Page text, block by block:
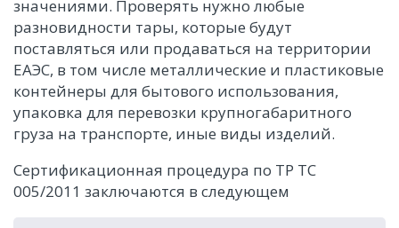
значениями. Проверять нужно любые
разновидности тары, которые будут
поставляться или продаваться на территории
ЕАЭС, в том числе металлические и пластиковые
контейнеры для бытового использования,
упаковка для перевозки крупногабаритного
груза на транспорте, иные виды изделий.
Сертификационная процедура по ТР ТС
005/2011 заключаются в следующем